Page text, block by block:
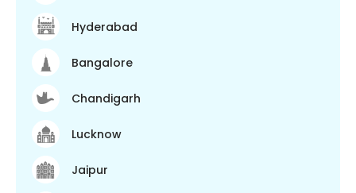
Hyderabad
Bangalore
Chandigarh
Lucknow
Jaipur